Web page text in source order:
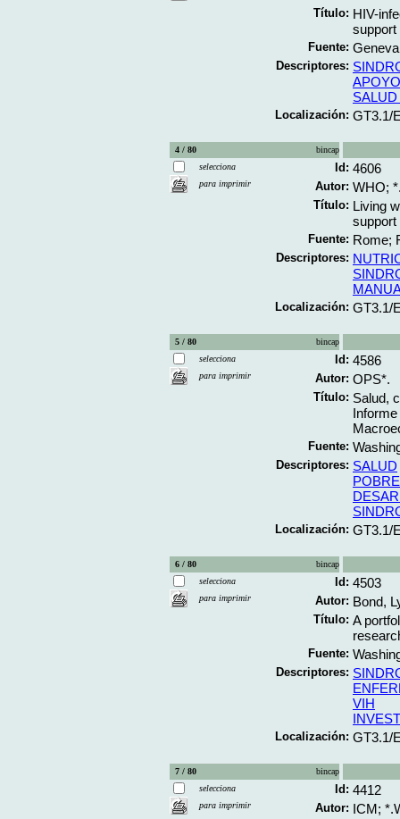
Título: HIV-
support
Fuente:
Descriptores:
Localización: GT3.1/
4 / 80
bincap
selecciona
para imprimir
Id: 4606
Autor: WHO;
Título: Living
support
Fuente: Rome;
Descriptores:
Localización: GT3.1/
5 / 80
bincap
selecciona
para imprimir
Id: 4586
Autor: OPS*.
Título: Salud,
Fuente:
Descriptores: SALUD
Localización: GT3.1/
6 / 80
bincap
selecciona
para imprimir
Id: 4503
Autor: Bond,
Título: A
Fuente:
Descriptores:
VIH
Localización: GT3.1/
7 / 80
bincap
selecciona
para imprimir
Id: 4412
Autor: ICM;